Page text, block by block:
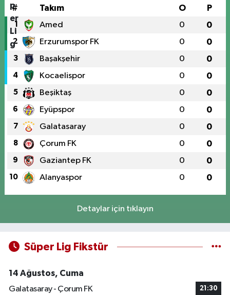
# Takım O P
1 Amed 0 0
2 Erzurumspor FK 0 0
3 Başakşehir 0 0
4 Kocaelispor 0 0
5 Beşiktaş 0 0
6 Eyüpspor 0 0
7 Galatasaray 0 0
8 Çorum FK 0 0
9 Gaziantep FK 0 0
10 Alanyaspor 0 0
Detaylar için tıklayın
Süper Lig Fikstür
14 Ağustos, Cuma
Galatasaray - Çorum FK
21:30